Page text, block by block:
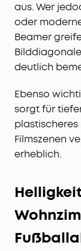
aus. Wer
oder
Beamer
deutlich
Ebenso
sorgt für
plastischeres
Filmszenen
erheblich.